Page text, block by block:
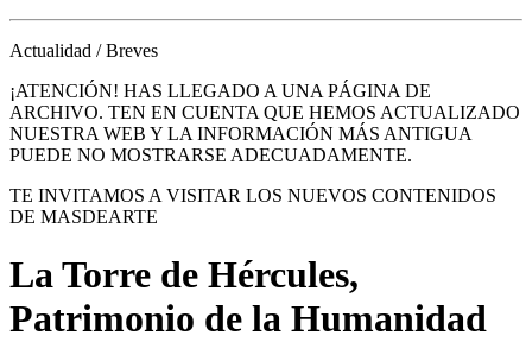
Actualidad / Breves
¡ATENCIÓN! HAS LLEGADO A UNA PÁGINA DE
ARCHIVO. TEN EN CUENTA QUE HEMOS ACTUALIZADO
NUESTRA WEB Y LA INFORMACIÓN MÁS ANTIGUA
PUEDE NO MOSTRARSE ADECUADAMENTE.
TE INVITAMOS A VISITAR LOS NUEVOS CONTENIDOS
DE MASDEARTE
La Torre de Hércules,
Patrimonio de la Humanidad